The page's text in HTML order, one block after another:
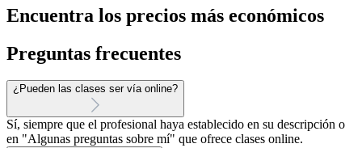
Encuentra los precios más económicos
Preguntas frecuentes
¿Pueden las clases ser vía online?
Sí, siempre que el profesional haya establecido en su descripción o
en "Algunas preguntas sobre mí" que ofrece clases online.